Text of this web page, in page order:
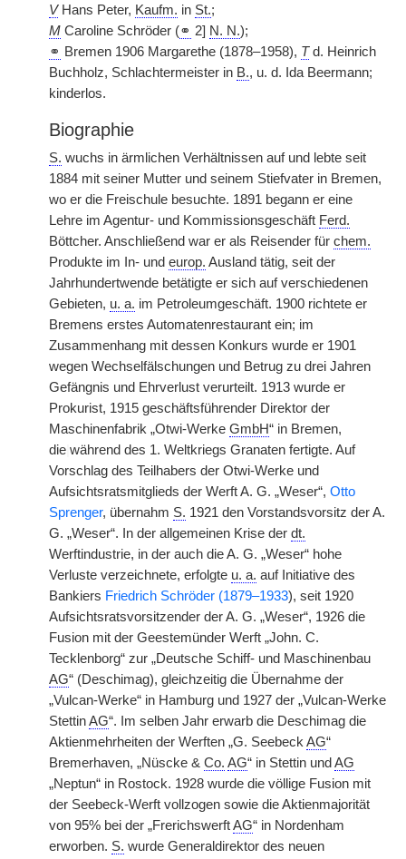
VHans Peter, Kaufm. in St.;
M Caroline Schröder (⚭ 2] N. N.);
⚭ Bremen 1906 Margarethe (1878–1958), Td. Heinrich
Buchholz, Schlachtermeister in B., u. d. Ida Beermann;
kinderlos.
Biographie
S. wuchs in ärmlichen Verhältnissen auf und lebte seit
1884 mit seiner Mutter und seinem Stiefvater in Bremen,
wo er die Freischule besuchte. 1891 begann er eine
Lehre im Agentur- und Kommissionsgeschäft Ferd.
Böttcher. Anschließend war er als Reisender für chem.
Produkte im In- und europ. Ausland tätig, seit der
Jahrhundertwende betätigte er sich auf verschiedenen
Gebieten, u. a. im Petroleumgeschäft. 1900 richtete er
Bremens erstes Automatenrestaurant ein; im
Zusammenhang mit dessen Konkurs wurde er 1901
wegen Wechselfälschungen und Betrug zu drei Jahren
Gefängnis und Ehrverlust verurteilt. 1913 wurde er
Prokurist, 1915 geschäftsführender Direktor der
Maschinenfabrik „Otwi-Werke GmbH“ in Bremen,
die während des 1. Weltkriegs Granaten fertigte. Auf
Vorschlag des Teilhabers der Otwi-Werke und
Aufsichtsratsmitglieds der Werft A. G. „Weser“, Otto
Sprenger, übernahm S. 1921 den Vorstandsvorsitz der A.
G. „Weser“. In der allgemeinen Krise der dt.
Werftindustrie, in der auch die A. G. „Weser“ hohe
Verluste verzeichnete, erfolgte u. a. auf Initiative des
Bankiers Friedrich Schröder (1879–1933), seit 1920
Aufsichtsratsvorsitzender der A. G. „Weser“, 1926 die
Fusion mit der Geestemünder Werft „John. C.
Tecklenborg“ zur „Deutsche Schiff- und Maschinenbau
AG“ (Deschimag), gleichzeitig die Übernahme der
„Vulcan-Werke“ in Hamburg und 1927 der „Vulcan-Werke
StettinAG“. Im selben Jahr erwarb die Deschimag die
Aktienmehrheiten der Werften „G. Seebeck AG“
Bremerhaven, „Nüscke & Co. AG“ in Stettin und AG
„Neptun“ in Rostock. 1928 wurde die völlige Fusion mit
der Seebeck-Werft vollzogen sowie die Aktienmajorität
von 95% bei der „FrerichswerftAG“ in Nordenham
erworben. S. wurde Generaldirektor des neuen